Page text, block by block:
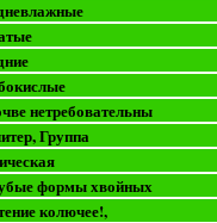
нетребовательны
Группа
формы хвойных
колючее!,